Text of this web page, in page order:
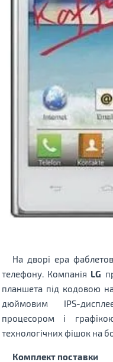
На дворі ера
телефону. Компанія LG
планшета під кодовою
дюймовим IPS-
процесором і
технологічних фішок на
Комплект поставки